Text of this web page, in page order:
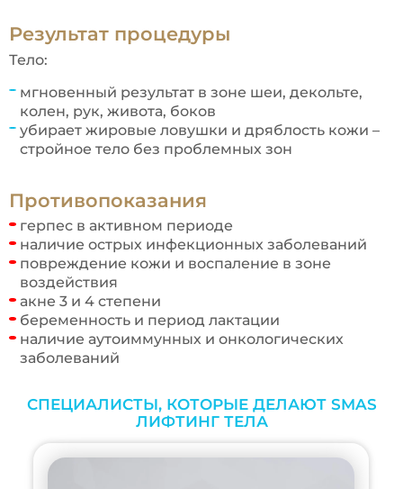
Результат процедуры
Тело:
мгновенный результат в зоне шеи, декольте,
колен, рук, живота, боков
убирает жировые ловушки и дряблость кожи –
стройное тело без проблемных зон
Противопоказания
герпес в активном периоде
наличие острых инфекционных заболеваний
повреждение кожи и воспаление в зоне
воздействия
акне 3 и 4 степени
беременность и период лактации
наличие аутоиммунных и онкологических
заболеваний
СПЕЦИАЛИСТЫ, КОТОРЫЕ ДЕЛАЮТ SMAS
ЛИФТИНГ ТЕЛА